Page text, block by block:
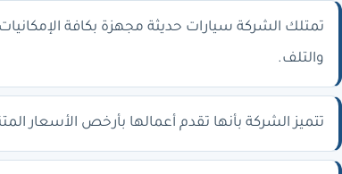
تمتلك الشركة سيارات حديثة مجهزة بكافة
والتلف.
تتميز الشركة بأنها تقدم أعمالها بأرخص الأسعار